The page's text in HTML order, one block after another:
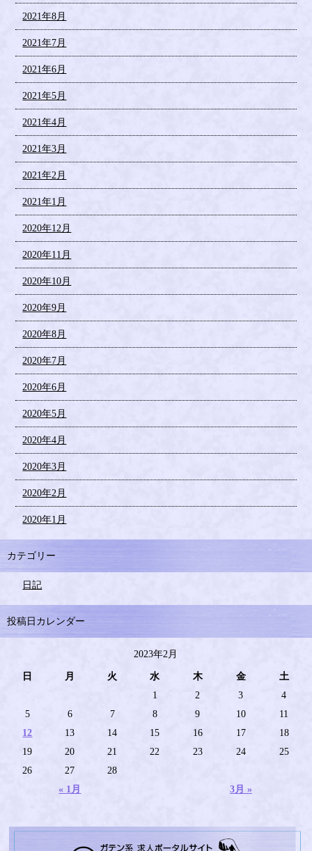
2021年8月
2021年7月
2021年6月
2021年5月
2021年4月
2021年3月
2021年2月
2021年1月
2020年12月
2020年11月
2020年10月
2020年9月
2020年8月
2020年7月
2020年6月
2020年5月
2020年4月
2020年3月
2020年2月
2020年1月
カテゴリー
日記
投稿日カレンダー
2023年2月
日 月 火 水 木 金 土
« 1月 3月 »
1 2 3
4
5
6 7 8 9 10
11
12
13 14 15 16 17
18
19
20 21 22 23 24
25
26
27 28